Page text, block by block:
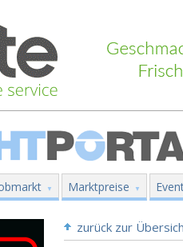
Marktpreise
zurück zur